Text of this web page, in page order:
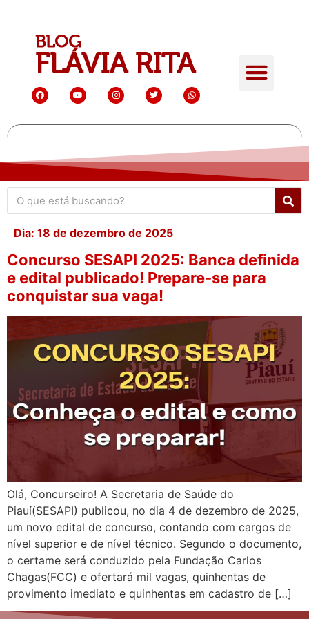
Dia: 18 de dezembro de 2025
Concurso SESAPI 2025: Banca definida
e edital publicado! Prepare-se para
conquistar sua vaga!
Olá, Concurseiro! A Secretaria de Saúde do
Piauí(SESAPI) publicou, no dia 4 de dezembro de 2025,
um novo edital de concurso, contando com cargos de
nível superior e de nível técnico. Segundo o documento,
o certame será conduzido pela Fundação Carlos
Chagas(FCC) e ofertará mil vagas, quinhentas de
provimento imediato e quinhentas em cadastro de […]